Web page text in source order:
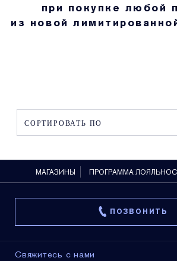
при покупке любой
из новой
МАГАЗИНЫ ПРОГРАММА
ПОЗВОНИТЬ
Свяжитесь с нами